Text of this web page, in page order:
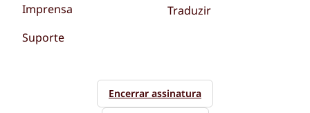
Imprensa
Suporte
Traduzir
Encerrar assinatura